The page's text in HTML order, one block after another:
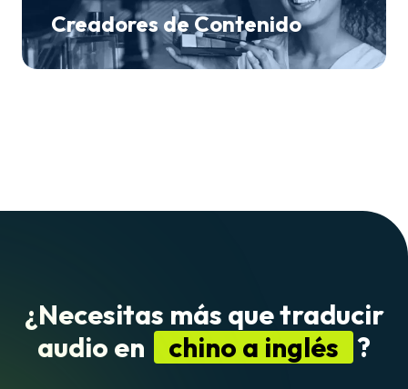
Creadores de Contenido
¿Necesitas más que traducir
audio en
chino a inglés ?